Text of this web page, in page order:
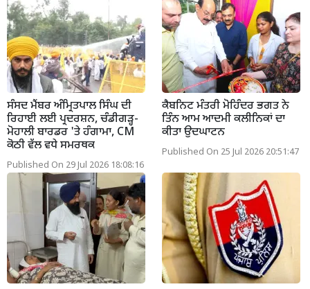
ਸੰਸਦ ਮੈਂਬਰ ਅੰਮ੍ਰਿਤਪਾਲ ਸਿੰਘ ਦੀ
ਰਿਹਾਈ ਲਈ ਪ੍ਰਦਰਸ਼ਨ, ਚੰਡੀਗੜ੍ਹ-
ਮੋਹਾਲੀ ਬਾਰਡਰ 'ਤੇ ਹੰਗਾਮਾ, CM
ਕੋਠੀ ਵੱਲ ਵਧੇ ਸਮਰਥਕ
Published On 29 Jul 2026 18:08:16
ਕੈਬਨਿਟ ਮੰਤਰੀ ਮੋਹਿੰਦਰ ਭਗਤ ਨੇ
ਤਿੰਨ ਆਮ ਆਦਮੀ ਕਲੀਨਿਕਾਂ ਦਾ
ਕੀਤਾ ਉਦਘਾਟਨ
Published On 25 Jul 2026 20:51:47